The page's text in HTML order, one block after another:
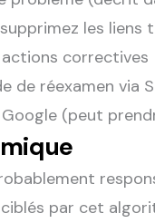
les liens
correctives
de réexamen via
(peut
par cet